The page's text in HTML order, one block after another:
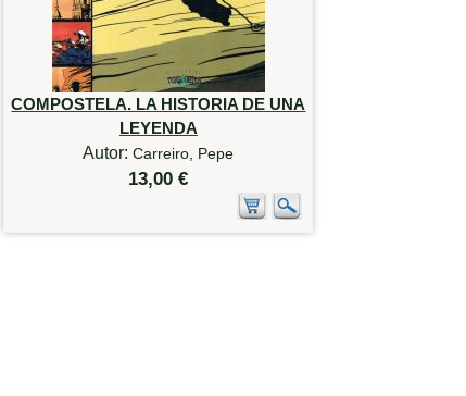
COMPOSTELA. LA HISTORIA DE UNA
LEYENDA
Autor:Carreiro, Pepe
13,00 €